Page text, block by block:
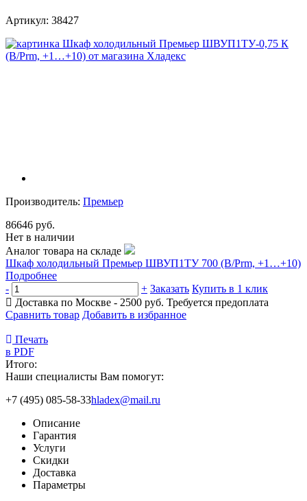
Артикул: 38427
Производитель: Премьер
86646 руб.
Нет в наличии
Аналог товара на складе
Шкаф холодильный Премьер ШВУП1ТУ 700 (В/Prm, +1…+10)
Подробнее
-
+ Заказать Купить в 1 клик
Доставка по Москве - 2500 руб. Требуется предоплата
Сравнить товар Добавить в избранное
Печать
в PDF
Итого:
Наши специалисты Вам помогут:
+7 (495) 085-58-33hladex@mail.ru
Описание
Гарантия
Услуги
Скидки
Доставка
Параметры